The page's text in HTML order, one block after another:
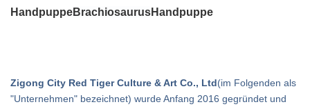
HandpuppeBrachiosaurusHandpuppe
Zigong City Red Tiger Culture & Art Co., Ltd(im Folgenden als
"Unternehmen" bezeichnet) wurde Anfang 2016 gegründet und